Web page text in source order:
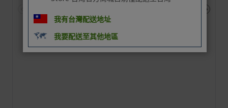
我有台灣配送地址
我要配送至其他地區